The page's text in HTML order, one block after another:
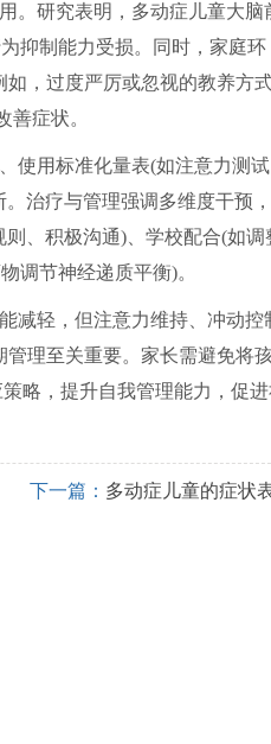
。研究表明，多动症儿童大脑
抑制能力受损。同时，家庭环
，过度严厉或忽视的教养方
症状。
使用标准化量表(如注意力测试
治疗与管理强调多维度干预
、积极沟通)、学校配合(如调
调节神经递质平衡)。
减轻，但注意力维持、冲动控
理至关重要。家长需避免将
略，提升自我管理能力，促进
下一篇： 多动症儿童的症状